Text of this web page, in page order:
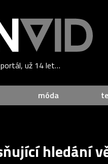
portál, už 14 let…
móda
hledání